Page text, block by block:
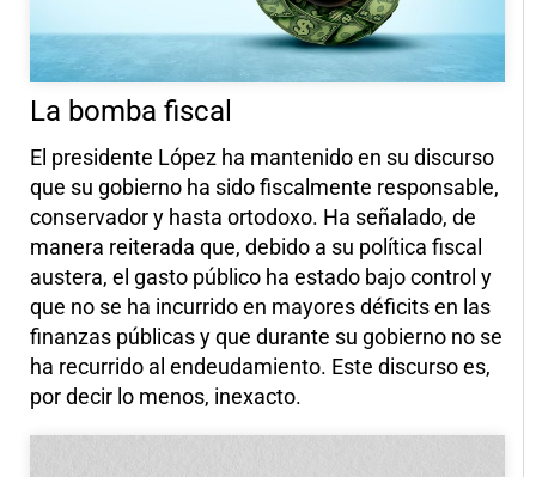
La bomba fiscal
El presidente López ha mantenido en su discurso
que su gobierno ha sido fiscalmente responsable,
conservador y hasta ortodoxo. Ha señalado, de
manera reiterada que, debido a su política fiscal
austera, el gasto público ha estado bajo control y
que no se ha incurrido en mayores déficits en las
finanzas públicas y que durante su gobierno no se
ha recurrido al endeudamiento. Este discurso es,
por decir lo menos, inexacto.